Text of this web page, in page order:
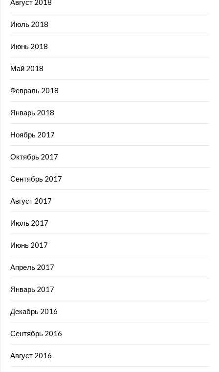
Июль 2018
Июнь 2018
Май 2018
Февраль 2018
Январь 2018
Ноябрь 2017
Октябрь 2017
Сентябрь 2017
Август 2017
Июль 2017
Июнь 2017
Апрель 2017
Январь 2017
Декабрь 2016
Сентябрь 2016
Август 2016